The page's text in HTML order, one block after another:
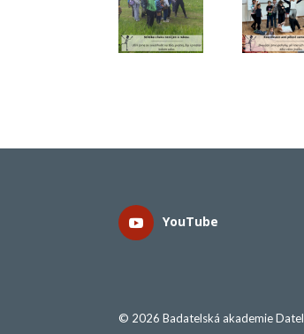
YouTube
© 2026 Badatelská akademie